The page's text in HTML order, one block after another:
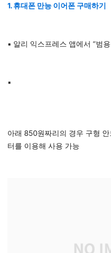
1. 휴대폰 만능 이어폰 구매하기
▪ 알리 익스프레스 앱에서 “범
▪
아래 850원짜리의 경우 구형
터를 이용해 사용 가능